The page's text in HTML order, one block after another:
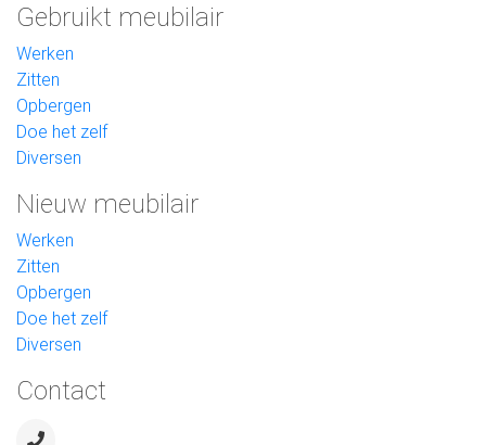
Gebruikt meubilair
Werken
Zitten
Opbergen
Doe het zelf
Diversen
Nieuw meubilair
Werken
Zitten
Opbergen
Doe het zelf
Diversen
Contact